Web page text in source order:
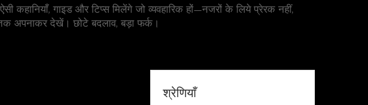
गाइड और टिप्स मिलेंगे जो व्यवहारिक हों—नजरों के लिये प्रेरक नहीं,
देखें। छोटे बदलाव, बड़ा फर्क।
श्रेणियाँ